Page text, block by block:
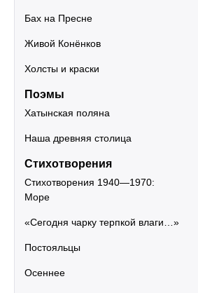
Бах на Пресне
Живой Конёнков
Холсты и краски
Поэмы
Хатынская поляна
Наша древняя столица
Стихотворения
Стихотворения 1940—1970:
Море
«Сегодня чарку терпкой влаги…»
Постояльцы
Осеннее